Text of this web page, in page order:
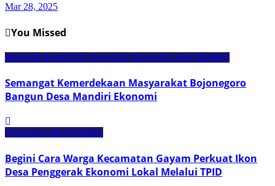
Mar 28, 2025
You Missed
Ekonomi Kreatif dan Pariwisata Ekonomi Lokal Headline
Semangat Kemerdekaan Masyarakat Bojonegoro
Bangun Desa Mandiri Ekonomi
Ekonomi Lokal Headline
Begini Cara Warga Kecamatan Gayam Perkuat Ikon
Desa Penggerak Ekonomi Lokal Melalui TPID